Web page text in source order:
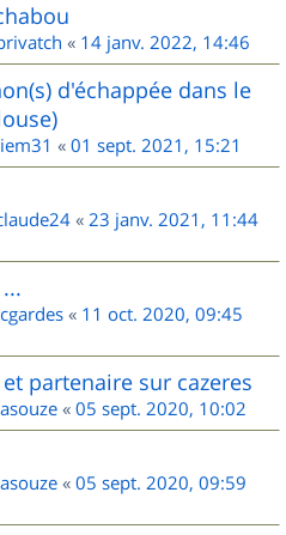
« 14 janv. 2022, 14:46
d'échappée dans le
« 01 sept. 2021, 15:21
« 23 janv. 2021, 11:44
« 11 oct. 2020, 09:45
partenaire sur cazeres
« 05 sept. 2020, 10:02
« 05 sept. 2020, 09:59